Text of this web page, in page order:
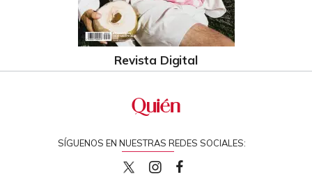
Revista Digital
SÍGUENOS EN NUESTRAS REDES SOCIALES:
quiencom